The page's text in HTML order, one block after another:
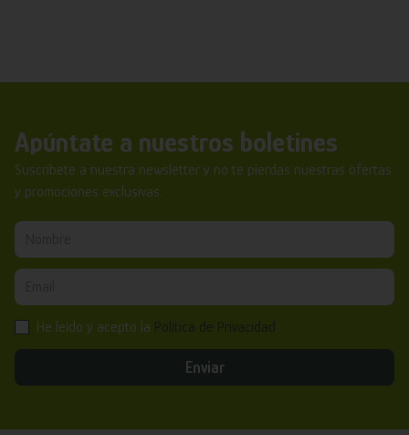
Apúntate a nuestros boletines
Suscríbete a nuestra newsletter y no te pierdas nuestras ofertas
y promociones exclusivas.
He leído y acepto la
Enviar